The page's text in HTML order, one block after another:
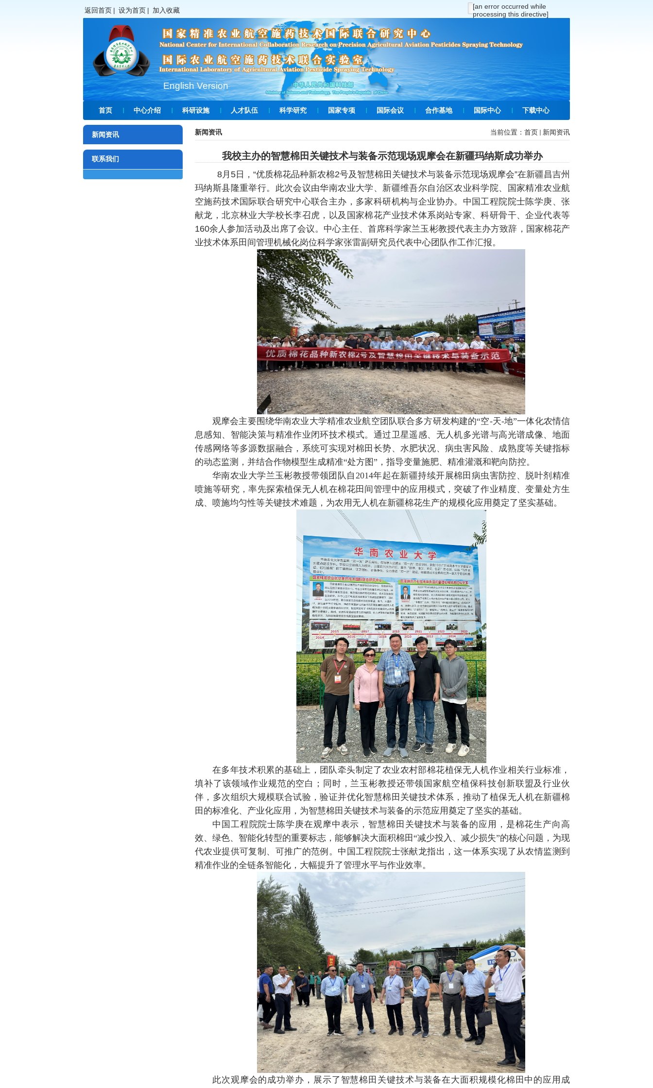
返回首页 | 设为首页 | 加入收藏
[an error occurred while
processing this directive]
English Version
首页 中心介绍 科研设施 人才队伍 科学研究 国家专项 国际会议 合作基地 国际中心 下载中心
新闻资讯
联系我们
新闻资讯 当前位置： 首页 新闻资讯
我校主办的智慧棉田关键技术与装备示范现场观摩会在新疆玛纳斯成功举办
8月 5 日，“优质棉花品种新农棉2号及智慧棉田关键技术与装备示范现场观摩会”在新疆昌吉州
玛纳斯县隆重举行。此次会议由华南农业大学、新疆维吾尔自治区农业科学院、国家精准农业航
空施药技术国际联合研究中心联合主办，多家科研机构与企业协办。中国工程院院士陈学庚、张
献龙，北京林业大学校长李召虎，以及国家棉花产业技术体系岗站专家、科研骨干、企业代表等
160余人参加活动及出席了会议。中心主任、首席科学家兰玉彬教授代表主办方致辞，国家棉花产
业技术体系田间管理机械化岗位科学家张雷副研究员代表中心团队作工作汇报。
观摩会主要围绕华南农业大学精准农业航空团队联合多方研发构建的“空-天-地”一体化农情信
息感知、智能决策与精准作业闭环技术模式。通过卫星遥感、无人机多光谱与高光谱成像、地面
传感网络等多源数据融合，系统可实现对棉田长势、水肥状况、病虫害风险、成熟度等关键指标
的动态监测，并结合作物模型生成精准“处方图”，指导变量施肥、精准灌溉和靶向防控。
华南农业大学兰玉彬教授带领团队自2014年起在新疆持续开展棉田病虫害防控、脱叶剂精准
喷施等研究，率先探索植保无人机在棉花田间管理中的应用模式，突破了作业精度、变量处方生
成、喷施均匀性等关键技术难题，为农用无人机在新疆棉花生产的规模化应用奠定了坚实基础。
在多年技术积累的基础上，团队牵头制定了农业农村部棉花植保无人机作业相关行业标准，
填补了该领域作业规范的空白；同时，兰玉彬教授还带领国家航空植保科技创新联盟及行业伙
伴，多次组织大规模联合试验，验证并优化智慧棉田关键技术体系，推动了植保无人机在新疆棉
田的标准化、产业化应用，为智慧棉田关键技术与装备的示范应用奠定了坚实的基础。
中国工程院院士陈学庚在观摩中表示，智慧棉田关键技术与装备的应用，是棉花生产向高
效、绿色、智能化转型的重要标志，能够解决大面积棉田“减少投入、减少损失”的核心问题，为现
代农业提供可复制、可推广的范例。中国工程院院士张献龙指出，这一体系实现了从农情监测到
精准作业的全链条智能化，大幅提升了管理水平与作业效率。
此次观摩会的成功举办，展示了智慧棉田关键技术与装备在大面积规模化棉田中的应用成